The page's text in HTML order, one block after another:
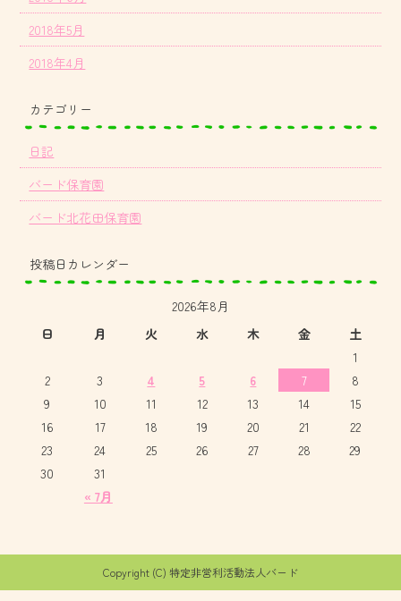
2018年5月
2018年4月
カテゴリー
日記
バード保育園
バード北花田保育園
投稿日カレンダー
2026年8月
日
月 火 水 木 金 土
« 7月
1
2
3 4 5 6 7
8
9
10 11 12 13 14
15
16
17 18 19 20 21
22
23
24 25 26 27 28
29
30
31
Copyright (C) 特定非営利活動法人バード